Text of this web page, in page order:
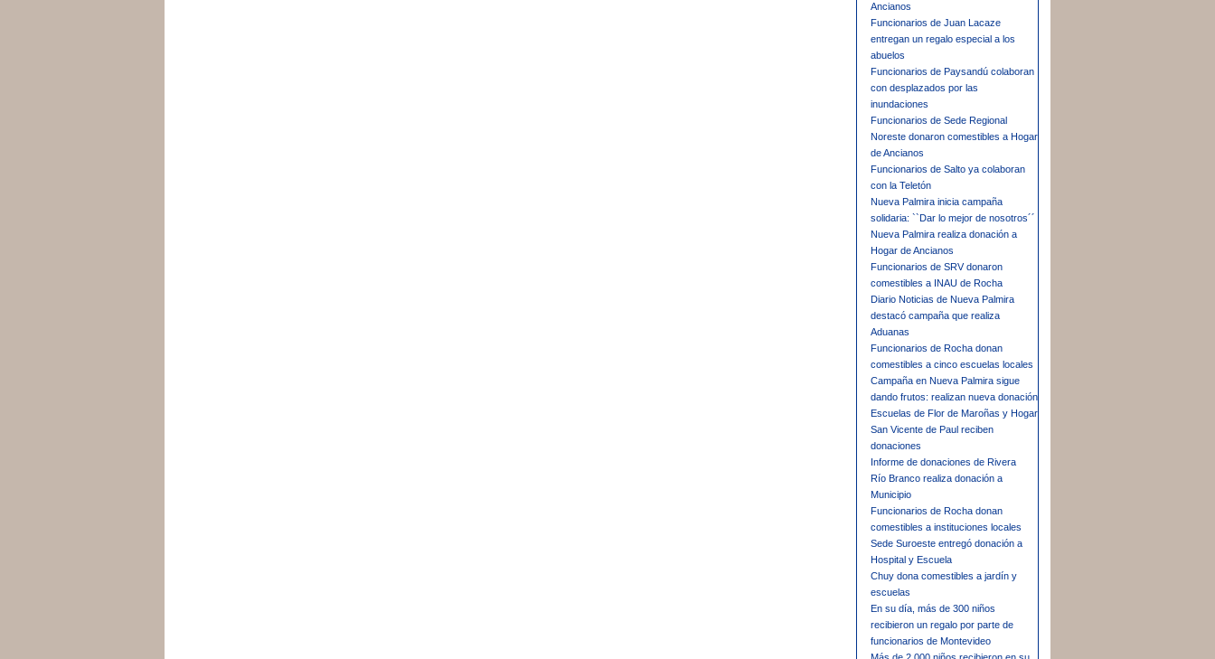
Ancianos
Funcionarios de Juan Lacaze
entregan un regalo especial a los
abuelos
Funcionarios de Paysandú colaboran
con desplazados por las
inundaciones
Funcionarios de Sede Regional
Noreste donaron comestibles a Hogar
de Ancianos
Funcionarios de Salto ya colaboran
con la Teletón
Nueva Palmira inicia campaña
solidaria: ``Dar lo mejor de nosotros´´
Nueva Palmira realiza donación a
Hogar de Ancianos
Funcionarios de SRV donaron
comestibles a INAU de Rocha
Diario Noticias de Nueva Palmira
destacó campaña que realiza
Aduanas
Funcionarios de Rocha donan
comestibles a cinco escuelas locales
Campaña en Nueva Palmira sigue
dando frutos: realizan nueva donación
Escuelas de Flor de Maroñas y Hogar
San Vicente de Paul reciben
donaciones
Informe de donaciones de Rivera
Río Branco realiza donación a
Municipio
Funcionarios de Rocha donan
comestibles a instituciones locales
Sede Suroeste entregó donación a
Hospital y Escuela
Chuy dona comestibles a jardín y
escuelas
En su día, más de 300 niños
recibieron un regalo por parte de
funcionarios de Montevideo